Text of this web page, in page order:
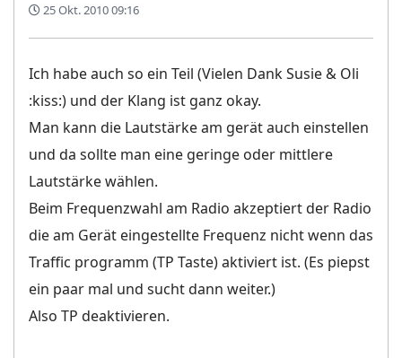
25 Okt. 2010 09:16
Ich habe auch so ein Teil (Vielen Dank Susie & Oli
:kiss:) und der Klang ist ganz okay.
Man kann die Lautstärke am gerät auch einstellen
und da sollte man eine geringe oder mittlere
Lautstärke wählen.
Beim Frequenzwahl am Radio akzeptiert der Radio
die am Gerät eingestellte Frequenz nicht wenn das
Traffic programm (TP Taste) aktiviert ist. (Es piepst
ein paar mal und sucht dann weiter.)
Also TP deaktivieren.